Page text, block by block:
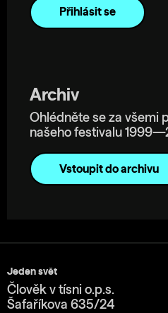
Archiv
Ohlédněte se za všemi
našeho festivalu
Vstoupit do archivu
Jeden svět
Člověk v tísni o.p.s.
Šafaříkova 635/24